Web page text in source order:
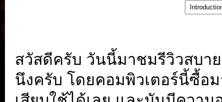
สวัสดีครับ วันนี้มาชมรีวิวสบา
นึงครับ โดยคอมพิวเตอร์นี้ซื้อ